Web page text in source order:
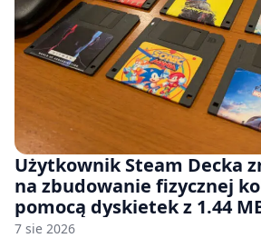
Użytkownik Steam Decka
na zbudowanie fizycznej
pomocą dyskietek z 1.44
7 sie 2026